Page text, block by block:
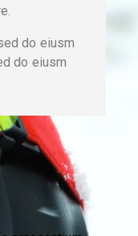
do eiusm
do eiusm